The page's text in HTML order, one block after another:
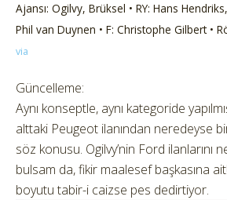
Ajansı: Ogilvy, Brüksel • RY: Hans
Phil van Duynen • F: Christophe Gilbert •
via
Güncelleme:
Aynı konseptle, aynı kategoride
alttaki Peugeot ilanından neredeyse
söz konusu. Ogilvy’nin Ford ilanlarını
bulsam da, fikir maalesef başkasına
boyutu tabir-i caizse pes dedirtiyor.